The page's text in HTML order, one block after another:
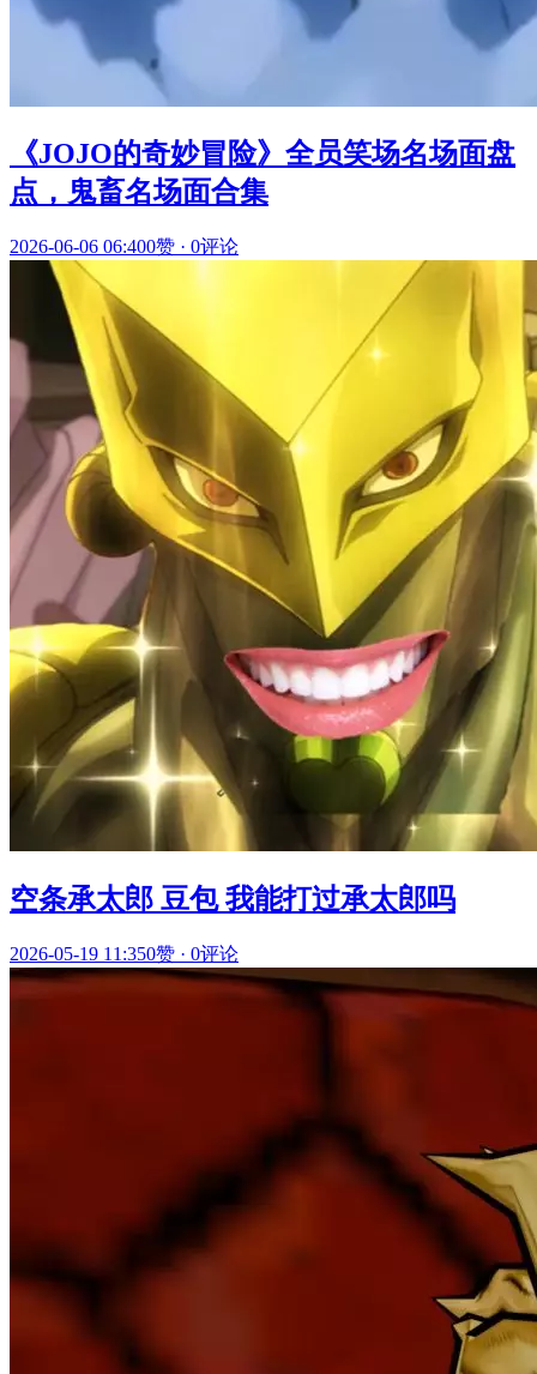
《JOJO的奇妙冒险》全员笑场名场面盘
点，鬼畜名场面合集
2026-06-06 06:400赞 · 0评论
空条承太郎 豆包 我能打过承太郎吗
2026-05-19 11:350赞 · 0评论